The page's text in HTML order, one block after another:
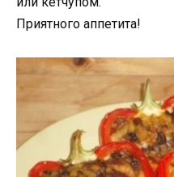
Приятного аппетита!